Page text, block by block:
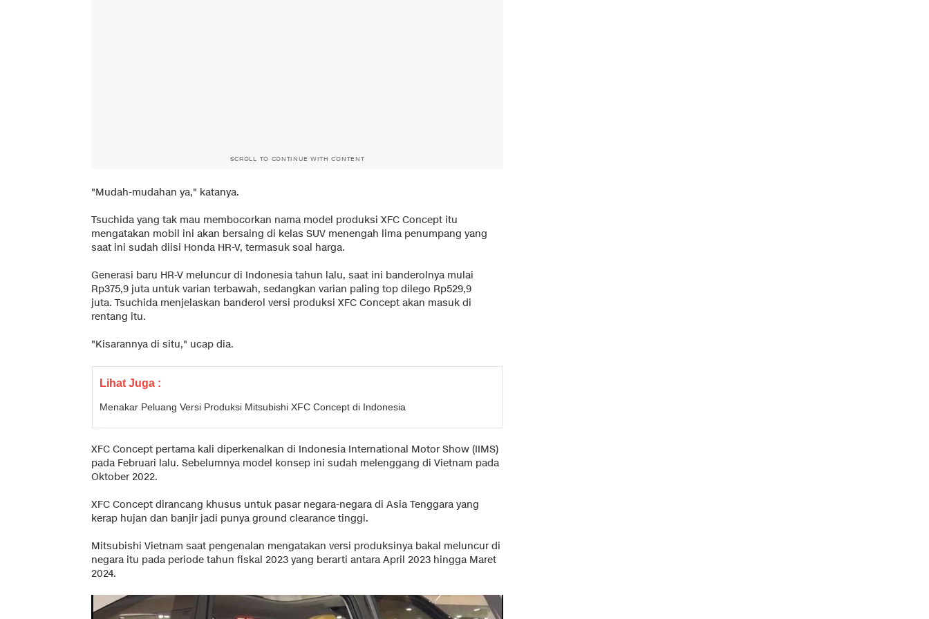
SCROLL TO CONTINUE WITH CONTENT
"Mudah-mudahan ya," katanya.
Tsuchida yang tak mau membocorkan nama model produksi XFC Concept itu
mengatakan mobil ini akan bersaing di kelas SUV menengah lima penumpang yang
saat ini sudah diisi Honda HR-V, termasuk soal harga.
Generasi baru HR-V meluncur di Indonesia tahun lalu, saat ini banderolnya mulai
Rp375,9 juta untuk varian terbawah, sedangkan varian paling top dilego Rp529,9
juta. Tsuchida menjelaskan banderol versi produksi XFC Concept akan masuk di
rentang itu.
"Kisarannya di situ," ucap dia.
Lihat Juga :
Menakar Peluang Versi Produksi Mitsubishi XFC Concept di Indonesia
XFC Concept pertama kali diperkenalkan di Indonesia International Motor Show (IIMS)
pada Februari lalu. Sebelumnya model konsep ini sudah melenggang di Vietnam pada
Oktober 2022.
XFC Concept dirancang khusus untuk pasar negara-negara di Asia Tenggara yang
kerap hujan dan banjir jadi punya ground clearance tinggi.
Mitsubishi Vietnam saat pengenalan mengatakan versi produksinya bakal meluncur di
negara itu pada periode tahun fiskal 2023 yang berarti antara April 2023 hingga Maret
2024.